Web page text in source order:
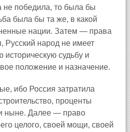
победила, то была бы
была бы та же, в какой
нации. Затем — права
Русский народ не имеет
историческую судьбу и
положение и назначение.
ибо Россия затратила
проценты
ныне. Далее — право
целого, своей мощи, своей